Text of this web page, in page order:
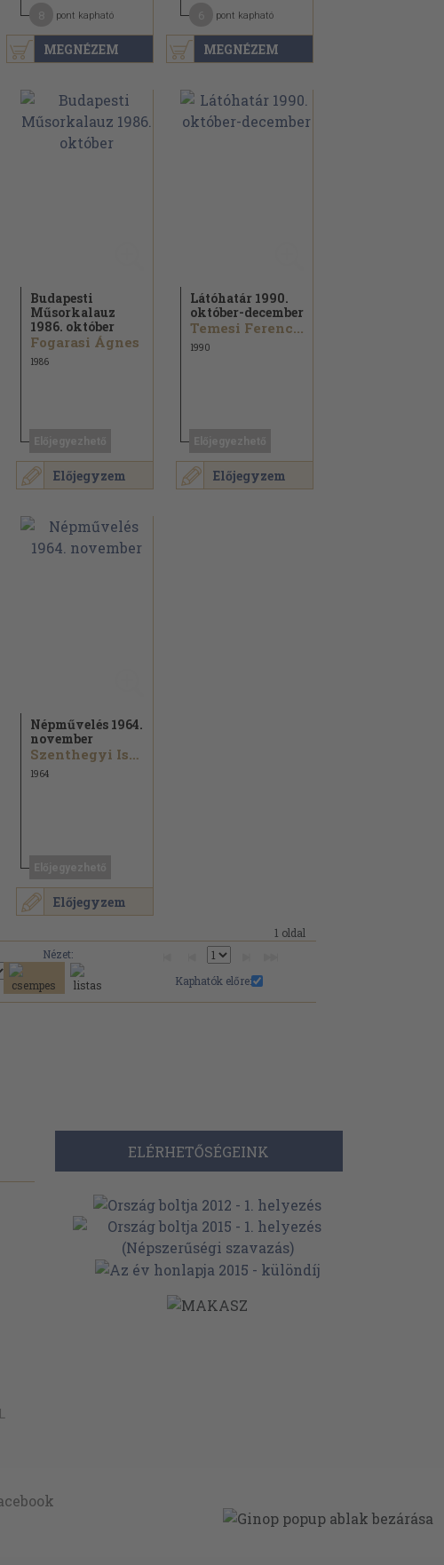
MEGNÉZEM
pont kapható
MEGNÉZEM
pont kapható
Előjegyzem
Budapesti
Műsorkalauz
1986. október
Fogarasi Ágnes
1986
Előjegyzem
Látóhatár 1990.
október-december
Temesi Ferenc...
1990
Előjegyzem
Népművelés 1964.
november
Szenthegyi István...
1964
1 oldal
Nézet:
Kaphatók előre:
ELÉRHETŐSÉGEINK